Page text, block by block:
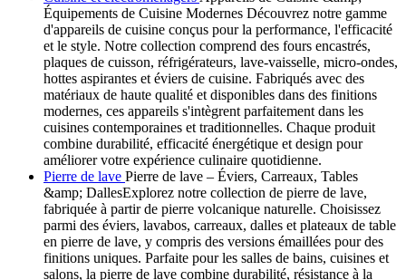
Équipements de Cuisine Modernes Découvrez notre gamme
d'appareils de cuisine conçus pour la performance, l'efficacité
et le style. Notre collection comprend des fours encastrés,
plaques de cuisson, réfrigérateurs, lave-vaisselle, micro-ondes,
hottes aspirantes et éviers de cuisine. Fabriqués avec des
matériaux de haute qualité et disponibles dans des finitions
modernes, ces appareils s'intègrent parfaitement dans les
cuisines contemporaines et traditionnelles. Chaque produit
combine durabilité, efficacité énergétique et design pour
améliorer votre expérience culinaire quotidienne.
Pierre de lave Pierre de lave – Éviers, Carreaux, Tables
&amp; DallesExplorez notre collection de pierre de lave,
fabriquée à partir de pierre volcanique naturelle. Choisissez
parmi des éviers, lavabos, carreaux, dalles et plateaux de table
en pierre de lave, y compris des versions émaillées pour des
finitions uniques. Parfaite pour les salles de bains, cuisines et
salons, la pierre de lave combine durabilité, résistance à la